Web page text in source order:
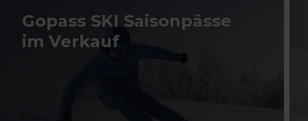
Gopass SKI Saisonpässe
im Verkauf